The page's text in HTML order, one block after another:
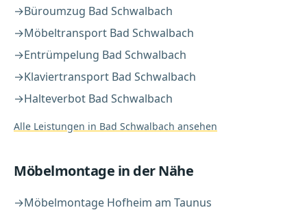
→Büroumzug Bad Schwalbach
→Möbeltransport Bad Schwalbach
→Entrümpelung Bad Schwalbach
→Klaviertransport Bad Schwalbach
→Halteverbot Bad Schwalbach
Alle Leistungen in Bad Schwalbach ansehen
Möbelmontage in der Nähe
→Möbelmontage Hofheim am Taunus